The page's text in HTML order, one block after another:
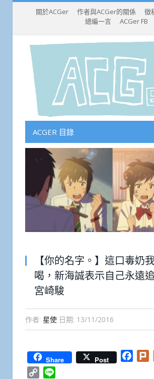
關於ACGer 作者與ACGer的關係
徵
總編一言
ACGer FB
ACGER 目錄
【你的名字。】這口毒奶
喝，新海誠表示自己永遠
宮崎駿
作者: 星使 日期: 13/11/2016
Share Post
Copy